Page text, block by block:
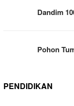
Dandim
Pohon
PENDIDIKAN